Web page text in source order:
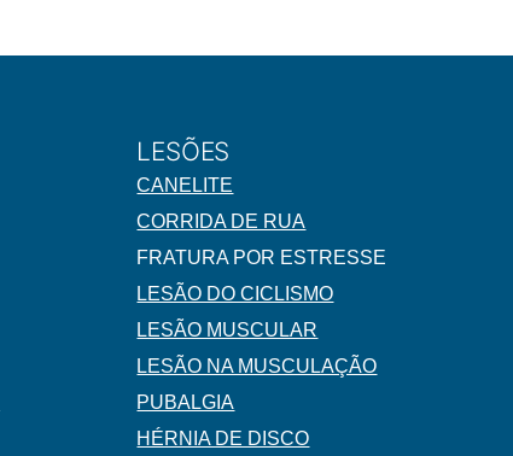
LESÕES
CANELITE
CORRIDA DE RUA
FRATURA POR ESTRESSE
LESÃO DO CICLISMO
LESÃO MUSCULAR
LESÃO NA MUSCULAÇÃO
PUBALGIA
HÉRNIA DE DISCO